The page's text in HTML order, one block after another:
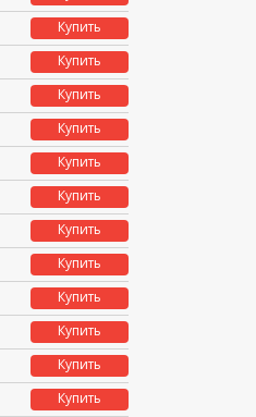
Купить
Купить
Купить
Купить
Купить
Купить
Купить
Купить
Купить
Купить
Купить
Купить